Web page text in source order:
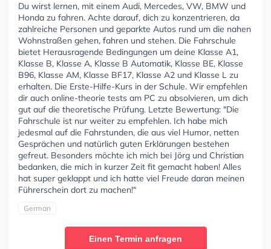
Du wirst lernen, mit einem Audi, Mercedes, VW, BMW und
Honda zu fahren. Achte darauf, dich zu konzentrieren, da
zahlreiche Personen und geparkte Autos rund um die nahen
Wohnstraßen gehen, fahren und stehen. Die Fahrschule
bietet Herausragende Bedingungen um deine Klasse A1,
Klasse B, Klasse A, Klasse B Automatik, Klasse BE, Klasse
B96, Klasse AM, Klasse BF17, Klasse A2 und Klasse L zu
erhalten. Die Erste-Hilfe-Kurs in der Schule. Wir empfehlen
dir auch online-theorie tests am PC zu absolvieren, um dich
gut auf die theoretische Prüfung. Letzte Bewertung: "Die
Fahrschule ist nur weiter zu empfehlen. Ich habe mich
jedesmal auf die Fahrstunden, die aus viel Humor, netten
Gesprächen und natürlich guten Erklärungen bestehen
gefreut. Besonders möchte ich mich bei Jörg und Christian
bedanken, die mich in kurzer Zeit fit gemacht haben! Alles
hat super geklappt und ich hatte viel Freude daran meinen
Führerschein dort zu machen!"
German
Einen Termin anfragen